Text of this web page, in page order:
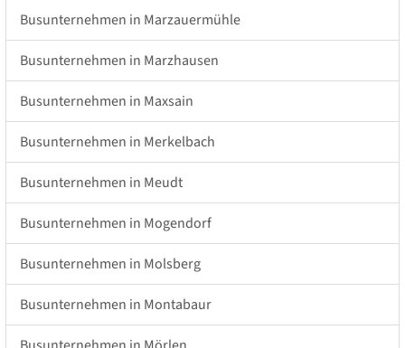
Busunternehmen in Marzauermühle
Busunternehmen in Marzhausen
Busunternehmen in Maxsain
Busunternehmen in Merkelbach
Busunternehmen in Meudt
Busunternehmen in Mogendorf
Busunternehmen in Molsberg
Busunternehmen in Montabaur